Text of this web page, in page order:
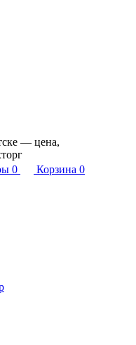
— цена,
0 Корзина 0